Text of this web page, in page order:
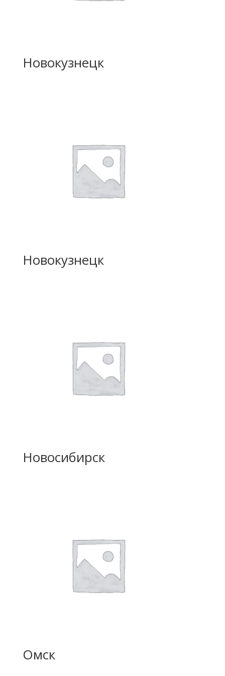
Новокузнецк
Новокузнецк
Новосибирск
Омск